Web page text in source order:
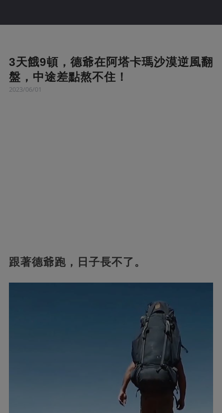
3天餓9頓，德爺在阿塔卡瑪沙漠逆風翻
盤，中途差點熬不住！
2023/06/01
跟著德爺跑，日子長不了。